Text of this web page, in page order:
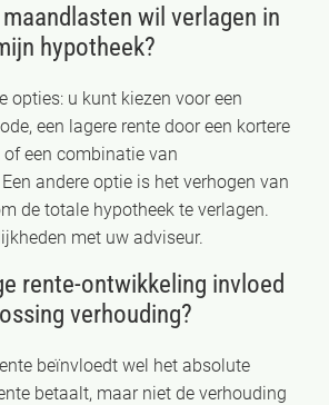
wil verlagen in
hypotheek?
opties: u kunt kiezen voor een
een lagere rente door een kortere
of een combinatie van
andere optie is het verhogen van
de totale hypotheek te verlagen.
met uw adviseur.
rente-ontwikkeling invloed
verhouding?
beïnvloedt wel het absolute
betaalt, maar niet de verhouding